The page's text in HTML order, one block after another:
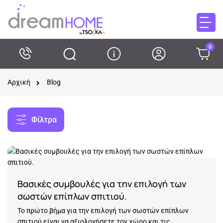
0
Αρχική Blog
Φίλτρα
Βασικές συμβουλές για την επιλογή των
σωστών επίπλων σπιτιού.
Το πρώτο βήμα για την επιλογή των σωστών επίπλων